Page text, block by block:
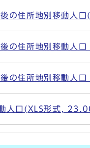
の住所地別移動人
の住所地別移動人
の住所地別移動人
人口(XLS形式,